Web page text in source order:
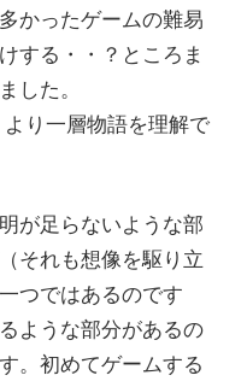
かったゲームの難易
する・・？ところま
した。
り一層物語を理解で
が足らないような部
それも想像を駆り立
つではあるのです
ような部分があるの
。初めてゲームする